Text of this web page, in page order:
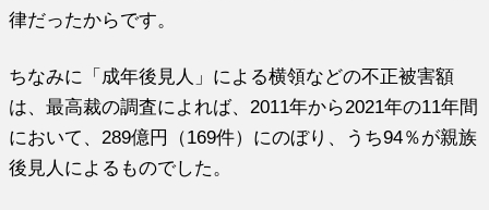
律だったからです。
ちなみに「成年後見人」による横領などの不正被害額
は、最高裁の調査によれば、2011年から2021年の11年間
において、289億円（169件）にのぼり、うち94％が親族
後見人によるものでした。